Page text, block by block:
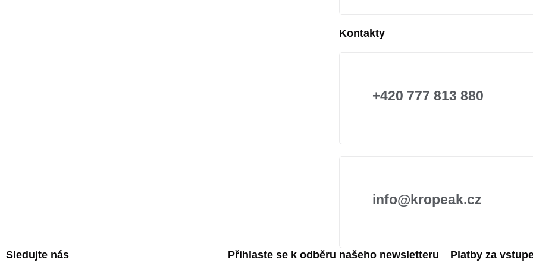
Kontakty
+420 777 813 880
info@kropeak.cz
Sledujte nás Přihlaste se k odběru našeho newsletteru Platby za